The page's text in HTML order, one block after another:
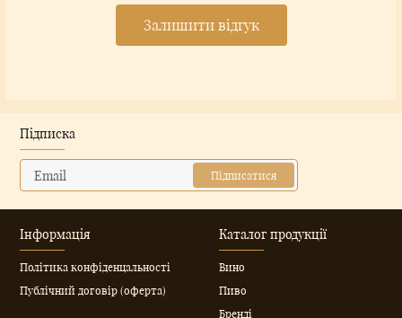
Залишити відгук
Підписка
Підписатися
Інформація
Політика конфіденцальності
Публічний договір (оферта)
Каталог продукції
Вино
Пиво
Бренді